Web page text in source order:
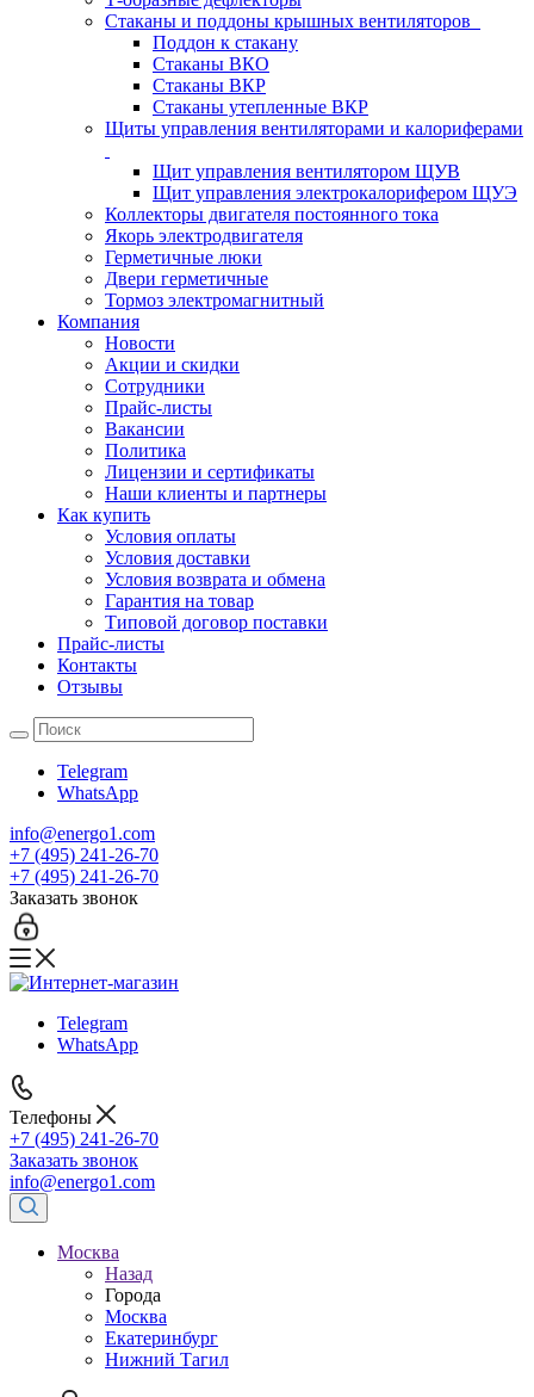
Стаканы и поддоны крышных вентиляторов
Поддон к стакану
Стаканы ВКО
Стаканы ВКР
Стаканы утепленные ВКР
Щиты управления вентиляторами и калориферами
Щит управления вентилятором ЩУВ
Щит управления электрокалорифером ЩУЭ
Коллекторы двигателя постоянного тока
Якорь электродвигателя
Герметичные люки
Двери герметичные
Тормоз электромагнитный
Компания
Новости
Акции и скидки
Сотрудники
Прайс-листы
Вакансии
Политика
Лицензии и сертификаты
Наши клиенты и партнеры
Как купить
Условия оплаты
Условия доставки
Условия возврата и обмена
Гарантия на товар
Типовой договор поставки
Прайс-листы
Контакты
Отзывы
Telegram
WhatsApp
info@energo1.com
+7 (495) 241-26-70
+7 (495) 241-26-70
Заказать звонок
Telegram
WhatsApp
Телефоны
+7 (495) 241-26-70
Заказать звонок
info@energo1.com
Москва
Назад
Города
Москва
Екатеринбург
Нижний Тагил